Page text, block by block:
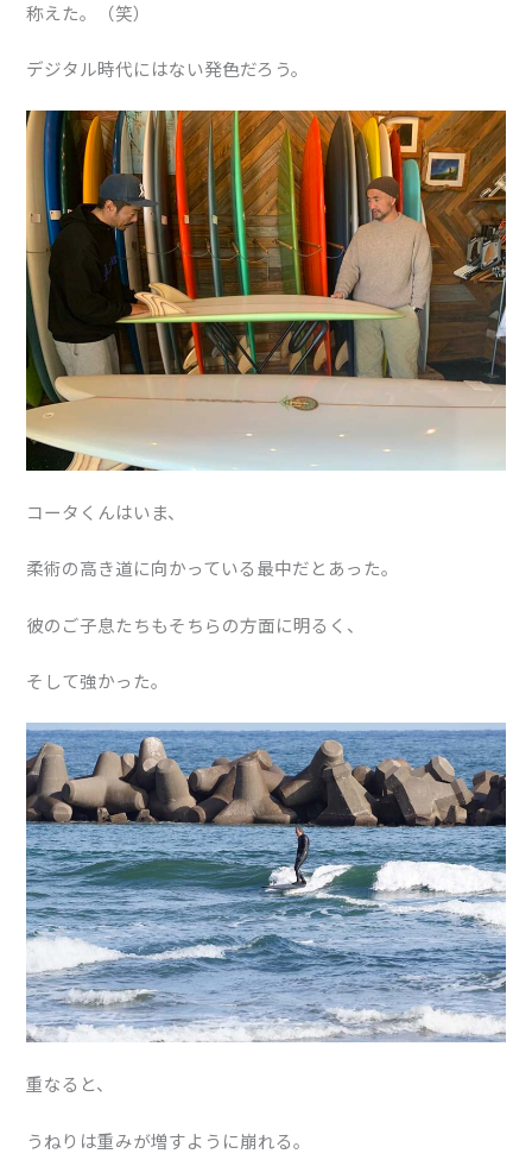
称えた。（笑）
デジタル時代にはない発色だろう。
コータくんはいま、
柔術の高き道に向かっている最中だとあった。
彼のご子息たちもそちらの方面に明るく、
そして強かった。
重なると、
うねりは重みが増すように崩れる。